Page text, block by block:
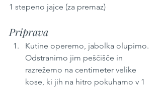
1 stepeno jajce (za premaz)
Priprava
Kutine operemo, jabolka olupimo.
Odstranimo jim peščišče in
razrežemo na centimeter velike
kose, ki jih na hitro pokuhamo v 1